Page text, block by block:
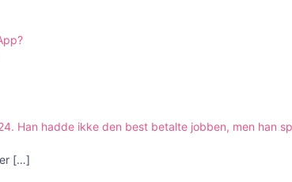
Han hadde ikke den best betalte jobben, men han
[…]